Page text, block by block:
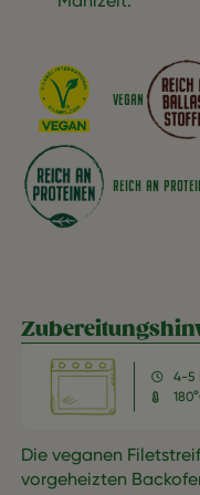
VEGAN
REICH AN
4-5
Die veganen
vorgeheizten